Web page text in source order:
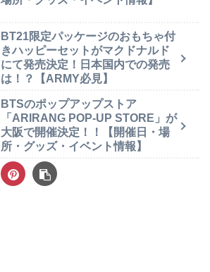
BT21限定パッケージのおもちゃ付
きハッピーセットがマクドナルド
にて発売決定！日本国内での発売
は！？【ARMY必見】
BTSのポップアップストア
「ARIRANG POP-UP STORE」が
大阪で開催決定！！【開催日・場
所・グッズ・イベント情報】